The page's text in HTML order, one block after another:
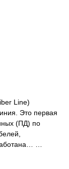
Line)
Это первая
(ПД) по
…